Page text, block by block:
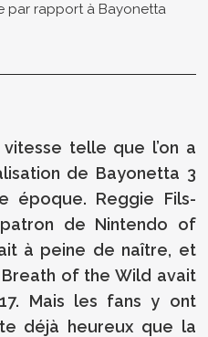
par rapport à Bayonetta
telle que l’on a
de Bayonetta 3
époque. Reggie Fils-
de Nintendo of
à peine de naître, et
of the Wild avait
Mais les fans y ont
déjà heureux que la